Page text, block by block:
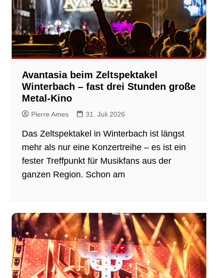
Avantasia beim Zeltspektakel
Winterbach – fast drei Stunden große
Metal-Kino
Pierre Ames 31. Juli 2026
Das Zeltspektakel in Winterbach ist längst
mehr als nur eine Konzertreihe – es ist ein
fester Treffpunkt für Musikfans aus der
ganzen Region. Schon am